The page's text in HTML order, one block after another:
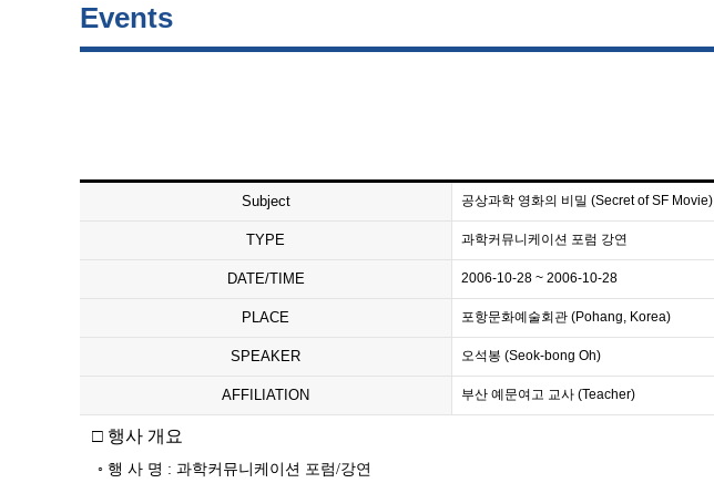
Events
Subject 공상과학 영화의 비밀 (Secret of SF Movie)
TYPE 과학커뮤니케이션 포럼 강연
DATE/TIME 2006-10-28 ~ 2006-10-28
PLACE 포항문화예술회관 (Pohang, Korea)
SPEAKER 오석봉 (Seok-bong Oh)
AFFILIATION 부산 예문여고 교사 (Teacher)
□ 행사 개요
◦ 행 사 명 : 과학커뮤니케이션 포럼/강연